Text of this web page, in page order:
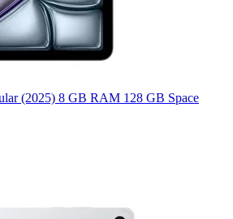
(2025) 8 GB RAM 128 GB Space